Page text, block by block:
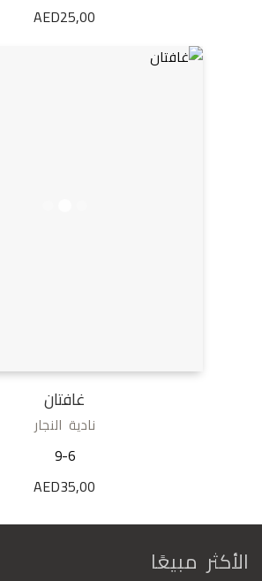
AED25,00
غافتان
نادية النجار
9-6
AED35,00
الأكثر مبيعًا